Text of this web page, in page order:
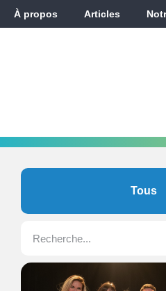
À propos Articles
Tous